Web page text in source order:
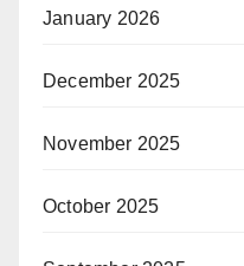
January 2026
December 2025
November 2025
October 2025